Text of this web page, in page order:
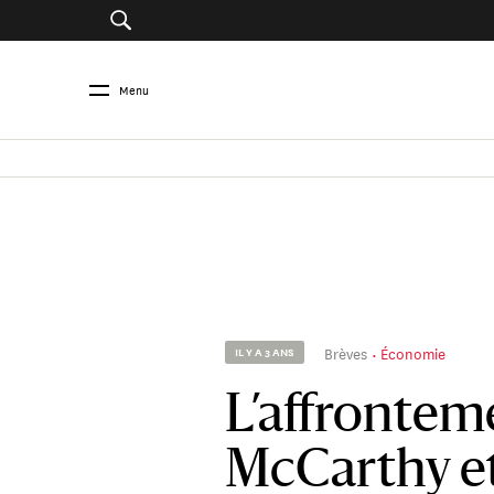
Menu
IL Y A 3 ANS Brèves Économie
McCarthy